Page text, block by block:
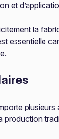
et
la
essentielle